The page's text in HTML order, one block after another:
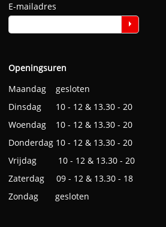
E-mailadres
Openingsuren
Maandag gesloten
Dinsdag 10 - 12 & 13.30 - 20
Woendag 10 - 12 & 13.30 - 20
Donderdag 10 - 12 & 13.30 - 20
Vrijdag 10 - 12 & 13.30 - 20
Zaterdag 09 - 12 & 13.30 - 18
Zondag gesloten